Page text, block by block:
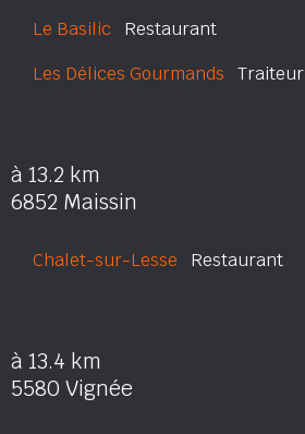
Le Basilic Restaurant
Les Délices Gourmands Traiteur
à 13.2 km
6852 Maissin
Chalet-sur-Lesse Restaurant
à 13.4 km
5580 Vignée